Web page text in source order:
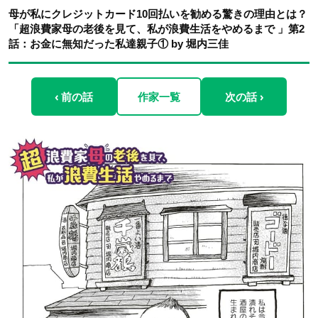
母が私にクレジットカード10回払いを勧める驚きの理由とは？
「超浪費家母の老後を見て、私が浪費生活をやめるまで 」第2
話：お金に無知だった私達親子① by 堀内三佳
‹ 前の話 作家一覧 次の話 ›